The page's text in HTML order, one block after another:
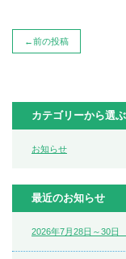
←前の投稿
カテゴリーから選ぶ
お知らせ
最近のお知らせ
2026年7月28日～30日